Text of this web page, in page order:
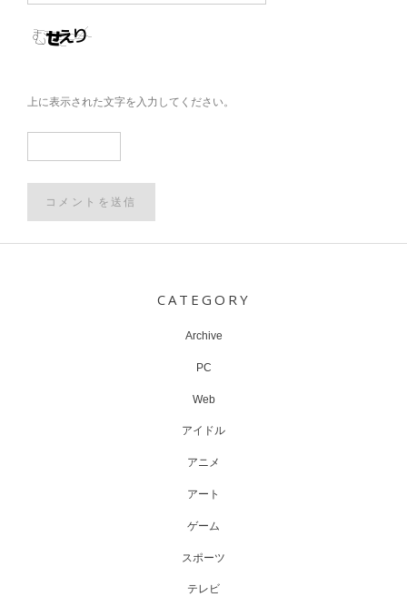
上に表示された文字を入力してください。
CATEGORY
Archive
PC
Web
アイドル
アニメ
アート
ゲーム
スポーツ
テレビ